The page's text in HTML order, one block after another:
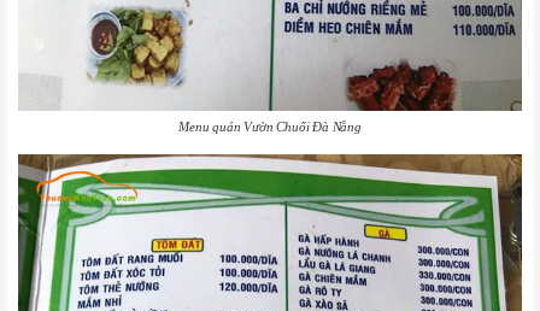
Menu quán Vườn Chuối Đà Nẵng